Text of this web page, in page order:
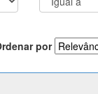
por